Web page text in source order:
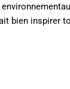
bien inspirer